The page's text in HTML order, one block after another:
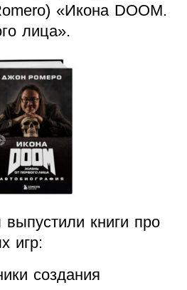
«Икона DOOM.
лица».
книги про
игр:
создания